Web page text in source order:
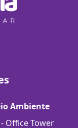
Ambiente
Office Tower